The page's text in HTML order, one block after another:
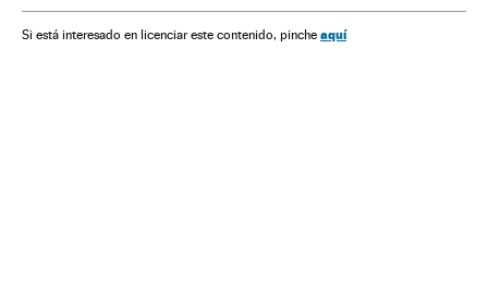
Premios Oscar 2018
Si está interesado en licenciar este contenido, pinche aquí